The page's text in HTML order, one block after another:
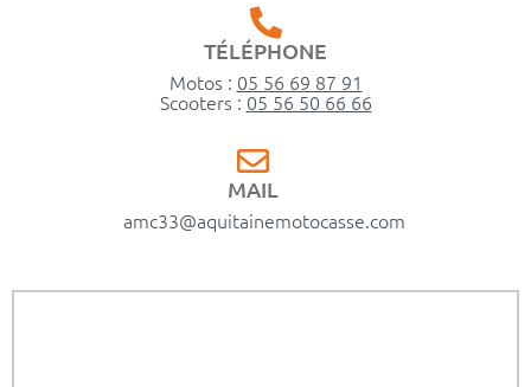
TÉLÉPHONE
Motos : 05 56 69 87 91
Scooters : 05 56 50 66 66
MAIL
amc33@aquitainemotocasse.com